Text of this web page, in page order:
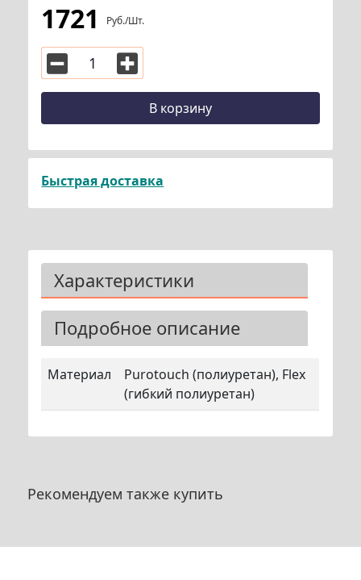
1721 Руб./шт.
В корзину
Быстрая доставка
Характеристики
Подробное описание
Материал
Purotouch (полиуретан), Flex
(гибкий полиуретан)
Рекомендуем также купить